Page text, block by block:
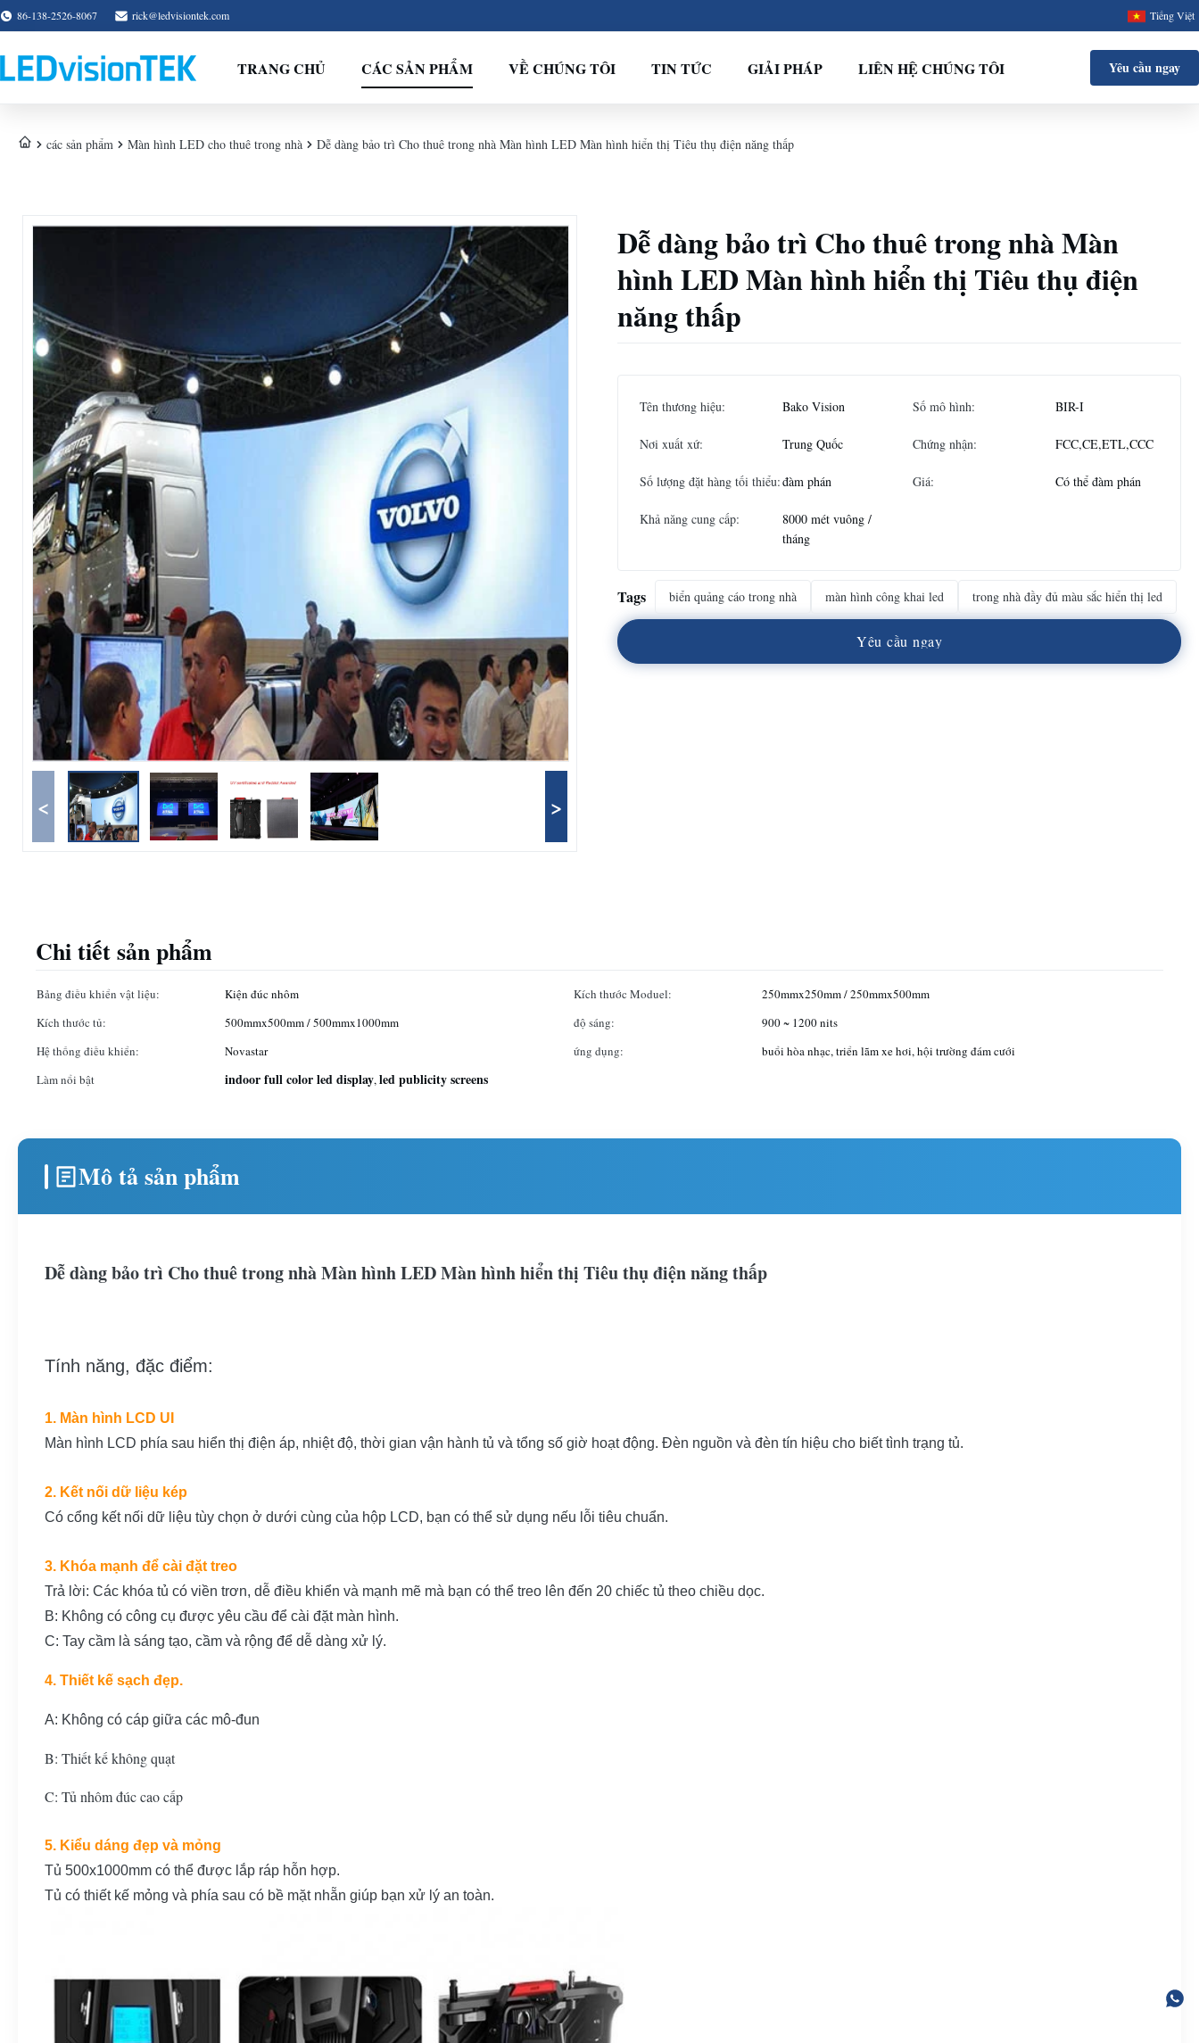
86-138-2526-8067 rick@ledvisiontek.com Tiếng Việt
TRANG CHỦ CÁC SẢN PHẨM VỀ CHÚNG TÔI TIN TỨC GIẢI PHÁP LIÊN HỆ CHÚNG TÔI Yêu cầu ngay
các sản phẩm Màn hình LED cho thuê trong nhà Dễ dàng bảo trì Cho thuê trong nhà Màn hình LED Màn hình hiển thị Tiêu thụ điện năng thấp
< >
Dễ dàng bảo trì Cho thuê trong nhà Màn
hình LED Màn hình hiển thị Tiêu thụ điện
năng thấp
Tên thương hiệu: Bako Vision Số mô hình: BIR-I
Nơi xuất xứ: Trung Quốc Chứng nhận: FCC,CE,ETL,CCC
Số lượng đặt hàng tối thiểu:đàm phán Giá: Có thể đàm phán
Khả năng cung cấp:
8000 mét vuông /
tháng
Tags biển quảng cáo trong nhà màn hình công khai led trong nhà đầy đủ màu sắc hiển thị led
Yêu cầu ngay
Chi tiết sản phẩm
Bảng điều khiển vật liệu: Kiện đúc nhôm Kích thước Moduel:
250mmx250mm / 250mmx500mm
Kích thước tủ:
500mmx500mm / 500mmx1000mm độ sáng:
900 ~ 1200 nits
Hệ thống điều khiển:
Novastar ứng dụng:
buổi hòa nhạc, triển lãm xe hơi, hội trường đám cưới
Làm nổi bật
indoor full color led display,led publicity screens
Mô tả sản phẩm
Dễ dàng bảo trì Cho thuê trong nhà Màn hình LED Màn hình hiển thị Tiêu thụ điện năng thấp
Tính năng, đặc điểm:
1. Màn hình LCD UI
Màn hình LCD phía sau hiển thị điện áp, nhiệt độ, thời gian vận hành tủ và tổng số giờ hoạt động. Đèn nguồn và đèn tín hiệu cho biết tình trạng tủ.
2. Kết nối dữ liệu kép
Có cổng kết nối dữ liệu tùy chọn ở dưới cùng của hộp LCD, bạn có thể sử dụng nếu lỗi tiêu chuẩn.
3. Khóa mạnh để cài đặt treo
Trả lời: Các khóa tủ có viền trơn, dễ điều khiển và mạnh mẽ mà bạn có thể treo lên đến 20 chiếc tủ theo chiều dọc.
B: Không có công cụ được yêu cầu để cài đặt màn hình.
C: Tay cầm là sáng tạo, cầm và rộng để dễ dàng xử lý.
4. Thiết kế sạch đẹp.
A: Không có cáp giữa các mô-đun
B: Thiết kế không quạt
C: Tủ nhôm đúc cao cấp
5. Kiểu dáng đẹp và mỏng
Tủ 500x1000mm có thể được lắp ráp hỗn hợp.
Tủ có thiết kế mỏng và phía sau có bề mặt nhẵn giúp bạn xử lý an toàn.